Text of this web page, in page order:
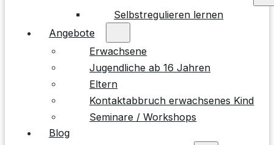
Selbstregulieren lernen
Angebote
Erwachsene
Jugendliche ab 16 Jahren
Eltern
Kontaktabbruch erwachsenes Kind
Seminare / Workshops
Blog